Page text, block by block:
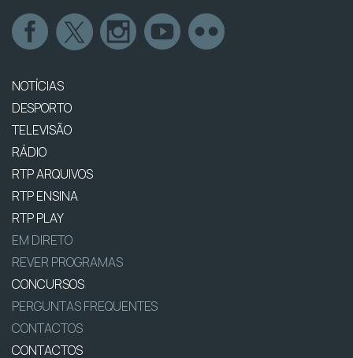
NOTÍCIAS
DESPORTO
TELEVISÃO
RÁDIO
RTP ARQUIVOS
RTP ENSINA
RTP PLAY
EM DIRETO
REVER PROGRAMAS
CONCURSOS
PERGUNTAS FREQUENTES
CONTACTOS
CONTACTOS